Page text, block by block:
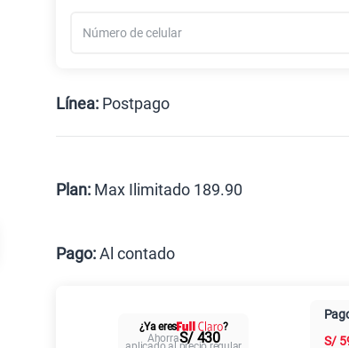
Línea: Postpago
Plan: Max Ilimitado 189.90
Pago:Al contado
Cuotas
¿Ya eres
?
AhorraS/ 430
S/